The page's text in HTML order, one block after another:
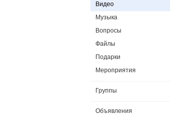
Видео
Музыка
Вопросы
Файлы
Подарки
Мероприятия
Группы
Объявления